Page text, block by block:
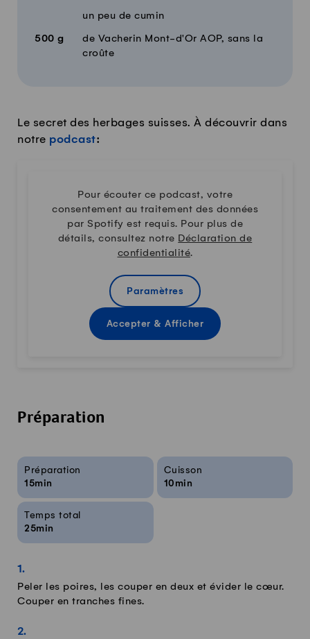
un peu de cumin
500 g
de Vacherin Mont-d'Or AOP, sans la
croûte
Le secret des herbages suisses. À découvrir dans
notre podcast:
Pour écouter ce podcast, votre
consentement au traitement des données
par Spotify est requis. Pour plus de
détails, consultez notre Déclaration de
confidentialité.
Paramètres
Accepter & Afficher
Préparation
Infos sur la recette
Préparation
15min
Cuisson
10min
Temps total
25min
Peler les poires, les couper en deux et évider le cœur.
Couper en tranches fines.